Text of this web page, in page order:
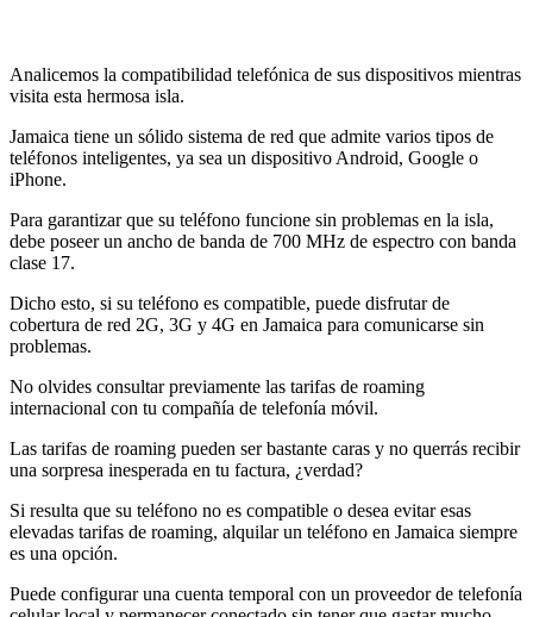
Analicemos la compatibilidad telefónica de sus dispositivos mientras
visita esta hermosa isla.
Jamaica tiene un sólido sistema de red que admite varios tipos de
teléfonos inteligentes, ya sea un dispositivo Android, Google o
iPhone.
Para garantizar que su teléfono funcione sin problemas en la isla,
debe poseer un ancho de banda de 700 MHz de espectro con banda
clase 17.
Dicho esto, si su teléfono es compatible, puede disfrutar de
cobertura de red 2G, 3G y 4G en Jamaica para comunicarse sin
problemas.
No olvides consultar previamente las tarifas de roaming
internacional con tu compañía de telefonía móvil.
Las tarifas de roaming pueden ser bastante caras y no querrás recibir
una sorpresa inesperada en tu factura, ¿verdad?
Si resulta que su teléfono no es compatible o desea evitar esas
elevadas tarifas de roaming, alquilar un teléfono en Jamaica siempre
es una opción.
Puede configurar una cuenta temporal con un proveedor de telefonía